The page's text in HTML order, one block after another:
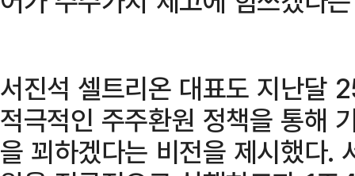
서진석 셀트리온 대표도 지난달
적극적인 주주환원 정책을 통해
을 꾀하겠다는 비전을 제시했다.